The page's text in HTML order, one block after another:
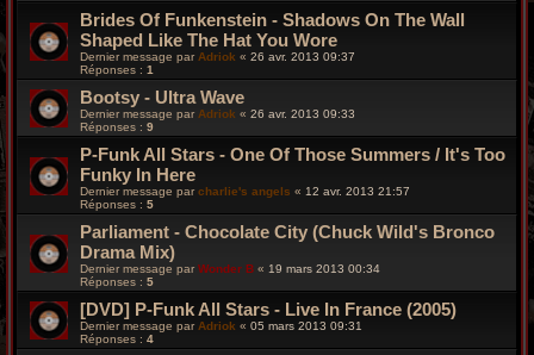
Brides Of Funkenstein - Shadows On The Wall
Shaped Like The Hat You Wore
Dernier message par Adriok « 26 avr. 2013 09:37
Réponses : 1
Bootsy - Ultra Wave
Dernier message par Adriok « 26 avr. 2013 09:33
Réponses : 9
P-Funk All Stars - One Of Those Summers / It's Too
Funky In Here
Dernier message par charlie's angels « 12 avr. 2013 21:57
Réponses : 5
Parliament - Chocolate City (Chuck Wild's Bronco
Drama Mix)
Dernier message par Wonder B « 19 mars 2013 00:34
Réponses : 5
[DVD] P-Funk All Stars - Live In France (2005)
Dernier message par Adriok « 05 mars 2013 09:31
Réponses : 4